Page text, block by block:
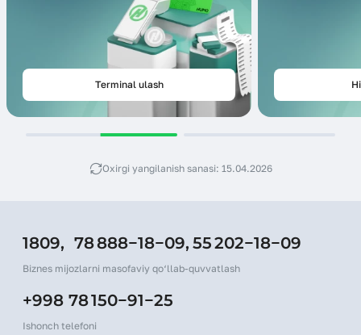
Terminal ulash
Oxirgi yangilanish sanasi: 15.04.2026
1809, 78 888−18−09, 55 202−18−09
Biznes mijozlarni masofaviy qo‘llab-quvvatlash
+998 78 150−91−25
Ishonch telefoni